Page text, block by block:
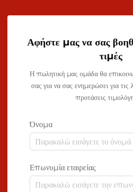
Αφήστε μας να σας
τιμές
Η πωλητική μας ομάδα θα
σας για να σας ενημερώσει για τις
προτάσεις
Όνομα
Επωνυμία εταιρείας